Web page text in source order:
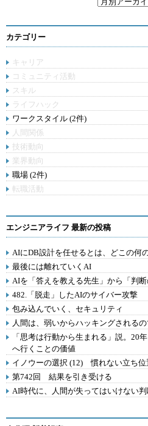
カテゴリー
キャリア
コミュニティ活動
スキル
ライフハック
ワークスタイル (2件)
人間関係
技術動向
業界動向
職場 (2件)
転職活動
エンジニアライフ 最新の投稿
AIにDB設計を任せるとは、どこの何
最後には離れていくAI
AIを「答えを教える先生」から「判
482.「脱走」したAIのサイバー攻撃
包み込んでいく、セキュリティ
人間は、弱いからハッキングされる
「思考は行動から生まれる」説。20
へ行くことの価値
イノウーの選択 (12) 慣れない立ち位
第742回 結果を引き受ける
AI時代に、人間が失ってはいけない